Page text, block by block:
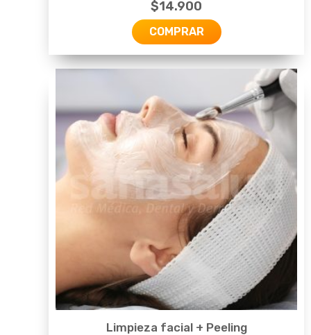
$14.900
COMPRAR
Limpieza facial + Peeling